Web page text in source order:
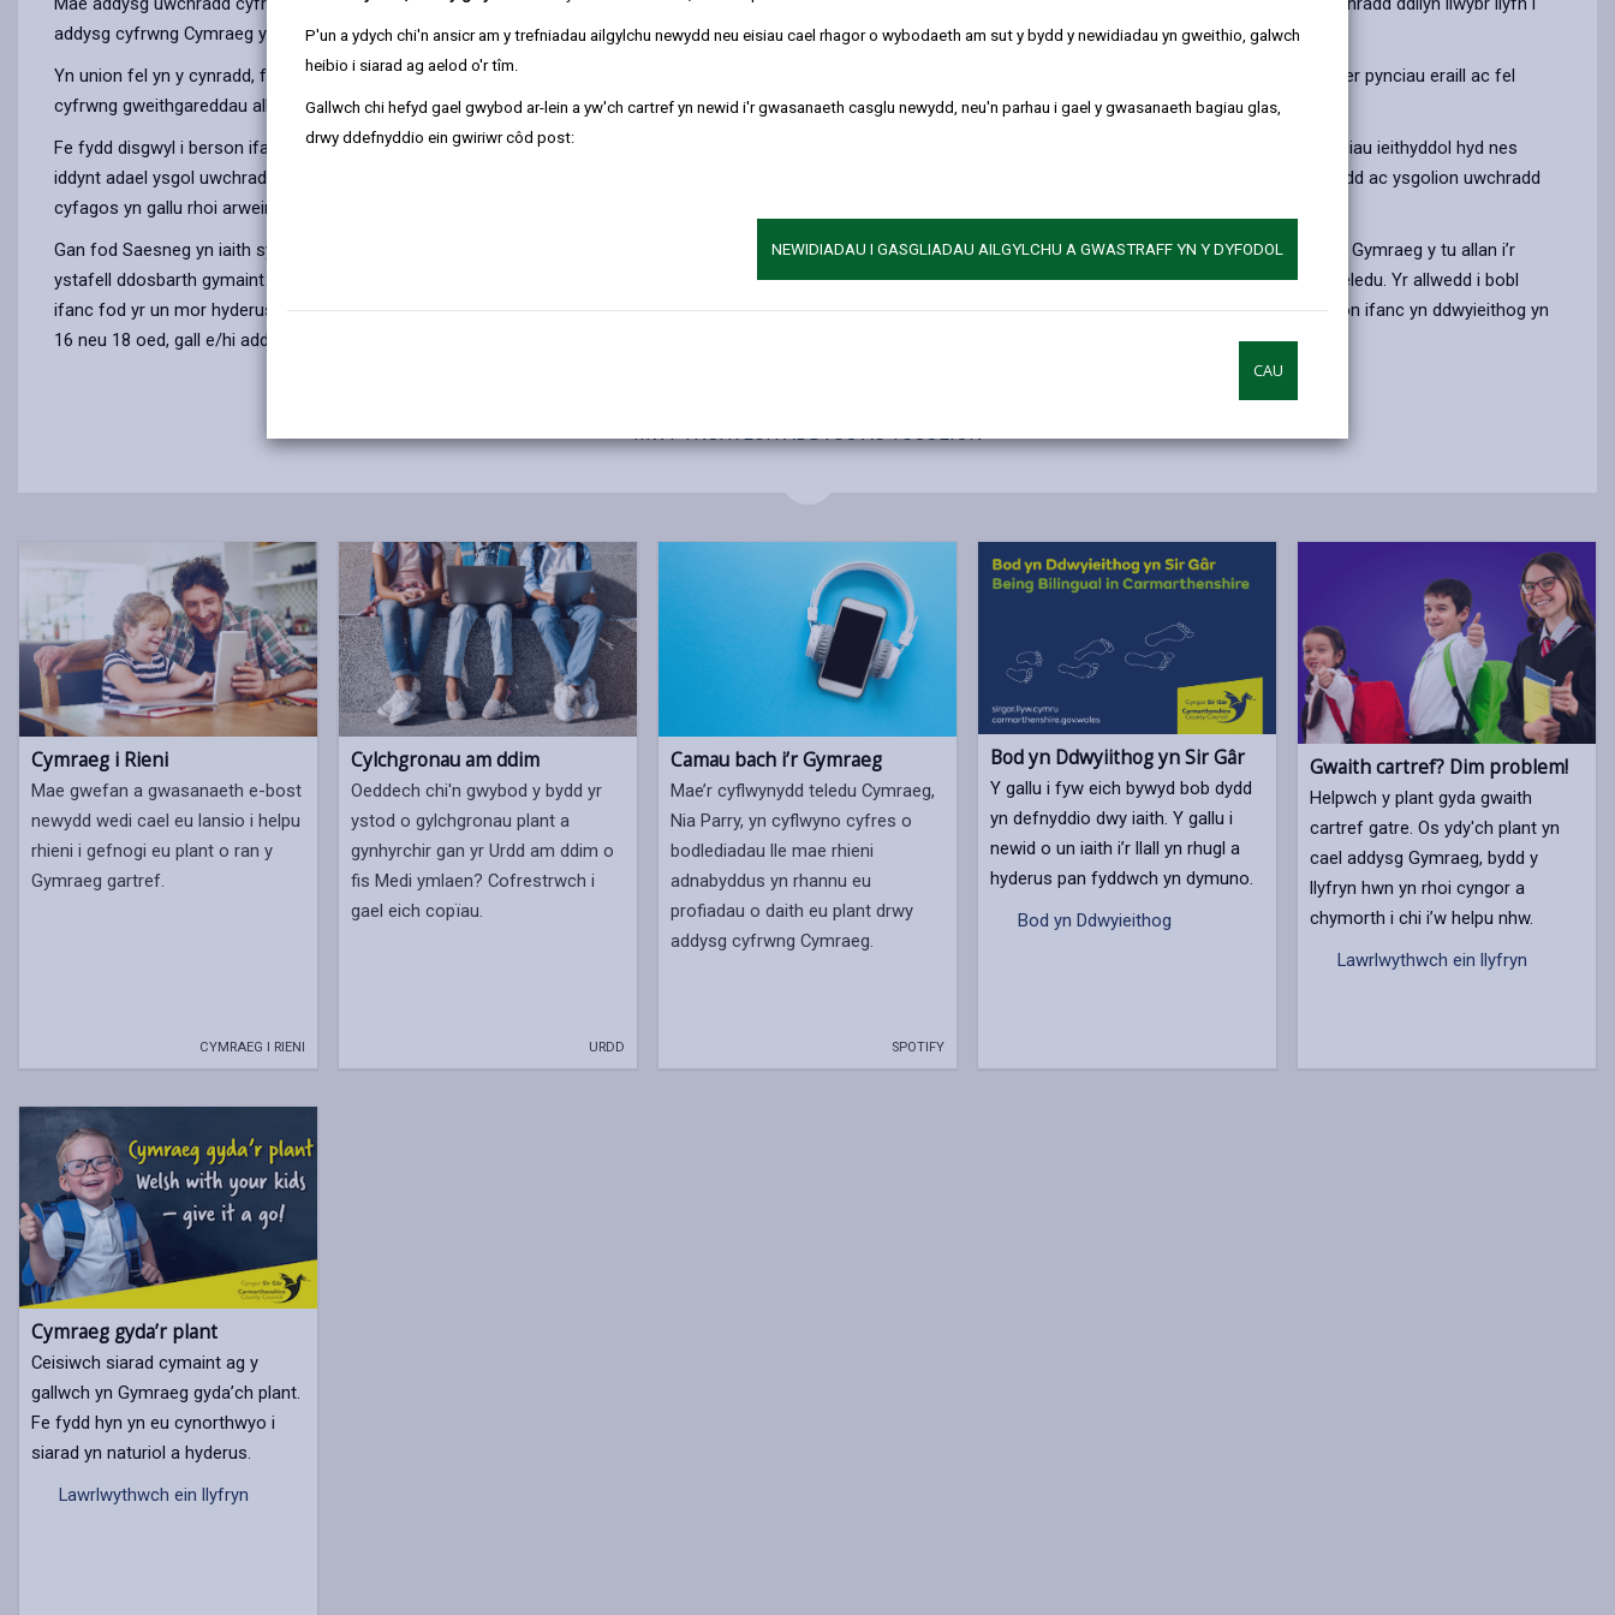
P'un a ydych chi'n ansicr am y trefniadau ailgylchu newydd neu eisiau cael rhagor o wybodaeth am sut y bydd y newidiadau yn gweithio, galwch
heibio i siarad ag aelod o'r tîm.
Gallwch chi hefyd gael gwybod ar-lein a yw'ch cartref yn newid i'r gwasanaeth casglu newydd, neu'n parhau i gael y gwasanaeth bagiau glas,
drwy ddefnyddio ein gwiriwr côd post:
NEWIDIADAU I GASGLIADAU AILGYLCHU A GWASTRAFF YN Y DYFODOL
CAU
opens
new
tab
(Twitter),
a
new
addysg cyfrwng Cymraeg yn yr ysgol uwchradd.
Yn union fel yn y cynradd, fe addysgir Cymraeg a Saesneg fel pynciau unigol mewn addysg cyfrwng Cymraeg. Defnyddir y Gymraeg hefyd fel cyfrwng addysgu ar gyfer pynciau eraill ac fel
cyfrwng gweithgareddau allgyrsiol. Fel hyn, mae dwyieithrwydd person ifanc yn cael ei gynnal a’i ddatblygu drwy gydol ei addysg.
Fe fydd disgwyl i berson ifanc sydd wedi dilyn addysg Gymraeg yn y cynradd i barhau gyda’r rhaglen hon yn yr uwchradd er mwyn iddynt allu parhau i ddatblygu eu sgiliau ieithyddol hyd nes
iddynt adael ysgol uwchradd. Os ydych yn ansicr ynglŷn â’r llwybr y dylai eich plentyn ddilyn o’r cynradd i’r uwchradd o safbwynt cyfrwng dysgu, fe fydd yr ysgol gynradd ac ysgolion uwchradd
cyfagos yn gallu rhoi arweiniad i chi.
Gan fod Saesneg yn iaith sy’n dominyddu’r cyfryngau, y cyfryngau cymdeithasol ayb, bydd sgiliau Cymraeg bobl ifanc yn cael eu hatgyfnerthu os ydynt yn defnyddio’r Gymraeg y tu allan i’r
ystafell ddosbarth gymaint â phosibl. Mae bob amser yn syniad da i roi’r cyfle iddynt i ddefnyddio Cymraeg gartref, yn eu gweithgareddau hamdden neu wrth wylio’r teledu. Yr allwedd i bobl
ifanc fod yr un mor hyderus yn Gymraeg ac yn Saesneg yw iddynt barhau i gymryd mantais o gyfleoedd cyfrwng Cymraeg ar ôl gadael yr ysgol gynradd. Os ydy person ifanc yn ddwyieithog yn
16 neu 18 oed, gall e/hi addasu’n arbennig o dda at astudiaethau pellach drwy’r naill iaith neu’r llall mewn unrhyw bwnc.
MWY YNGHYLCH ADDYSG AC YSGOLION
Cymraeg i Rieni
Mae gwefan a gwasanaeth e-bost
newydd wedi cael eu lansio i helpu
rhieni i gefnogi eu plant o ran y
Gymraeg gartref.
CYMRAEG I RIENI
Cylchgronau am ddim
Oeddech chi'n gwybod y bydd yr
ystod o gylchgronau plant a
gynhyrchir gan yr Urdd am ddim o
fis Medi ymlaen? Cofrestrwch i
gael eich copïau.
URDD
Camau bach i’r Gymraeg
Mae’r cyflwynydd teledu Cymraeg,
Nia Parry, yn cyflwyno cyfres o
bodlediadau lle mae rhieni
adnabyddus yn rhannu eu
profiadau o daith eu plant drwy
addysg cyfrwng Cymraeg.
SPOTIFY
Bod yn Ddwyiithog yn Sir Gâr
Y gallu i fyw eich bywyd bob dydd
yn defnyddio dwy iaith. Y gallu i
newid o un iaith i’r llall yn rhugl a
hyderus pan fyddwch yn dymuno.
Bod yn Ddwyieithog
Gwaith cartref? Dim problem!
Helpwch y plant gyda gwaith
cartref gatre. Os ydy'ch plant yn
cael addysg Gymraeg, bydd y
llyfryn hwn yn rhoi cyngor a
chymorth i chi i’w helpu nhw.
Lawrlwythwch ein llyfryn
Cymraeg gyda’r plant
Ceisiwch siarad cymaint ag y
gallwch yn Gymraeg gyda’ch plant.
Fe fydd hyn yn eu cynorthwyo i
siarad yn naturiol a hyderus.
Lawrlwythwch ein llyfryn